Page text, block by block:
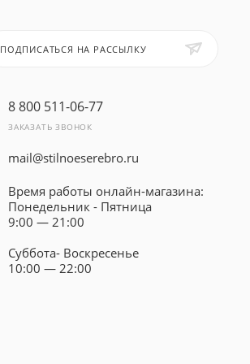
ПОДПИСАТЬСЯ НА РАССЫЛКУ
8 800 511-06-77
ЗАКАЗАТЬ ЗВОНОК
mail@stilnoeserebro.ru
Время работы онлайн-магазина:
Понедельник - Пятница
9:00 — 21:00
Суббота- Воскресенье
10:00 — 22:00